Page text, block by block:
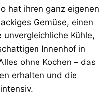
hat ihren ganz eigenen
Gemüse, einen
Kühle,
Innenhof in
ohne Kochen – das
erhalten und die